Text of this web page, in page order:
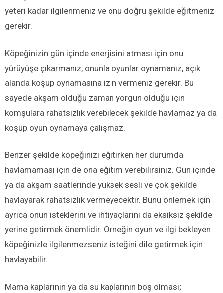
yeteri kadar ilgilenmeniz ve onu doğru şekilde eğitmeniz
gerekir.
Köpeğinizin gün içinde enerjisini atması için onu
yürüyüşe çıkarmanız, onunla oyunlar oynamanız, açık
alanda koşup oynamasına izin vermeniz gerekir. Bu
sayede akşam olduğu zaman yorgun olduğu için
komşulara rahatsızlık verebilecek şekilde havlamaz ya da
koşup oyun oynamaya çalışmaz.
Benzer şekilde köpeğinizi eğitirken her durumda
havlamaması için de ona eğitim verebilirsiniz. Gün içinde
ya da akşam saatlerinde yüksek sesli ve çok şekilde
havlayarak rahatsızlık vermeyecektir. Bunu önlemek için
ayrıca onun isteklerini ve ihtiyaçlarını da eksiksiz şekilde
yerine getirmek önemlidir. Örneğin oyun ve ilgi bekleyen
köpeğinizle ilgilenmezseniz isteğini dile getirmek için
havlayabilir.
Mama kaplarının ya da su kaplarının boş olması;